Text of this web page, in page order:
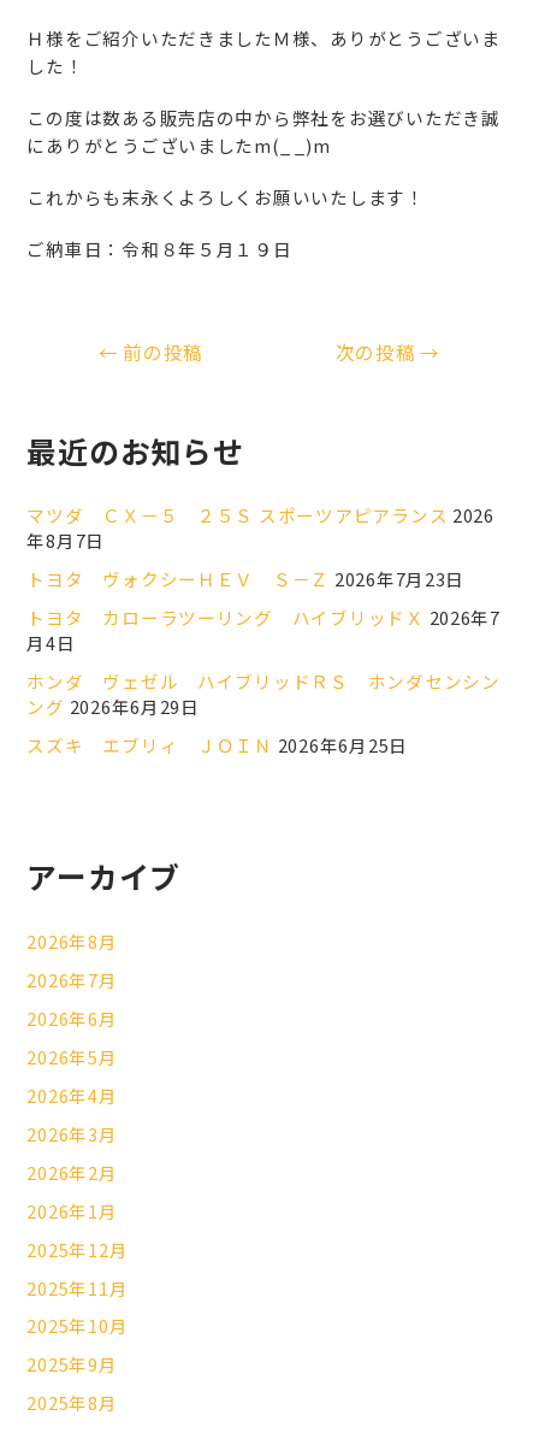
Ｈ様をご紹介いただきましたＭ様、ありがとうございま
した！
この度は数ある販売店の中から弊社をお選びいただき誠
にありがとうございましたm(_ _)m
これからも末永くよろしくお願いいたします！
ご納車日：令和８年５月１９日
← 前の投稿 次の投稿→
最近のお知らせ
マツダ ＣＸ－５ ２５Ｓ スポーツアピアランス 2026
年8月7日
トヨタ ヴォクシーＨＥＶ Ｓ－Ｚ 2026年7月23日
トヨタ カローラツーリング ハイブリッドＸ 2026年7
月4日
ホンダ ヴェゼル ハイブリッドＲＳ ホンダセンシン
ング 2026年6月29日
スズキ エブリィ ＪＯＩＮ 2026年6月25日
アーカイブ
2026年8月
2026年7月
2026年6月
2026年5月
2026年4月
2026年3月
2026年2月
2026年1月
2025年12月
2025年11月
2025年10月
2025年9月
2025年8月